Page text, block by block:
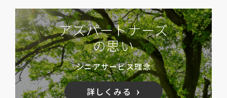
アズパートナーズ
の思い
シニアサービス理念
詳しくみる